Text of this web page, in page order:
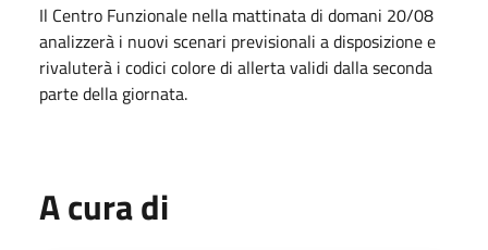
Il Centro Funzionale nella mattinata di domani 20/08
analizzerà i nuovi scenari previsionali a disposizione e
rivaluterà i codici colore di allerta validi dalla seconda
parte della giornata.
A cura di